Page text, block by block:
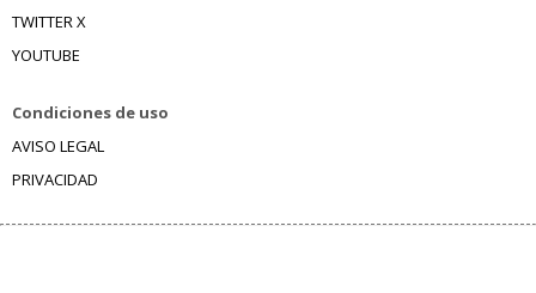
TWITTER X
YOUTUBE
Condiciones de uso
AVISO LEGAL
PRIVACIDAD